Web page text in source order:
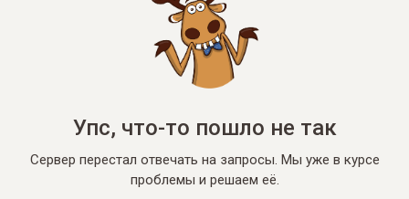
Упс, что-то пошло не так
Сервер перестал отвечать на запросы. Мы уже в курсе
проблемы и решаем её.